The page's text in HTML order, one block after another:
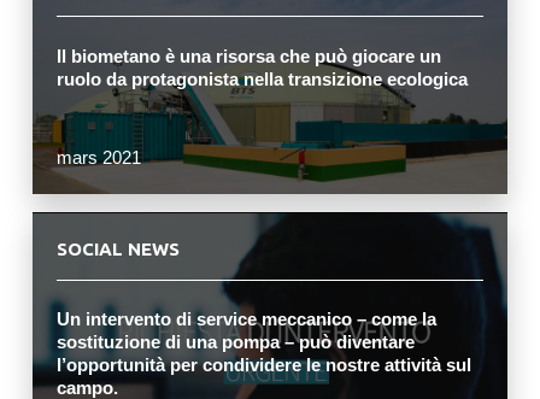
Il biometano è una risorsa che può giocare un
ruolo da protagonista nella transizione ecologica
mars 2021
SOCIAL NEWS
Un intervento di service meccanico – come la
sostituzione di una pompa – può diventare
l’opportunità per condividere le nostre attività sul
campo.